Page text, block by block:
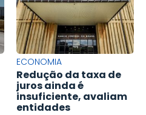
ECONOMIA
Redução da taxa de
juros ainda é
insuficiente, avaliam
entidades